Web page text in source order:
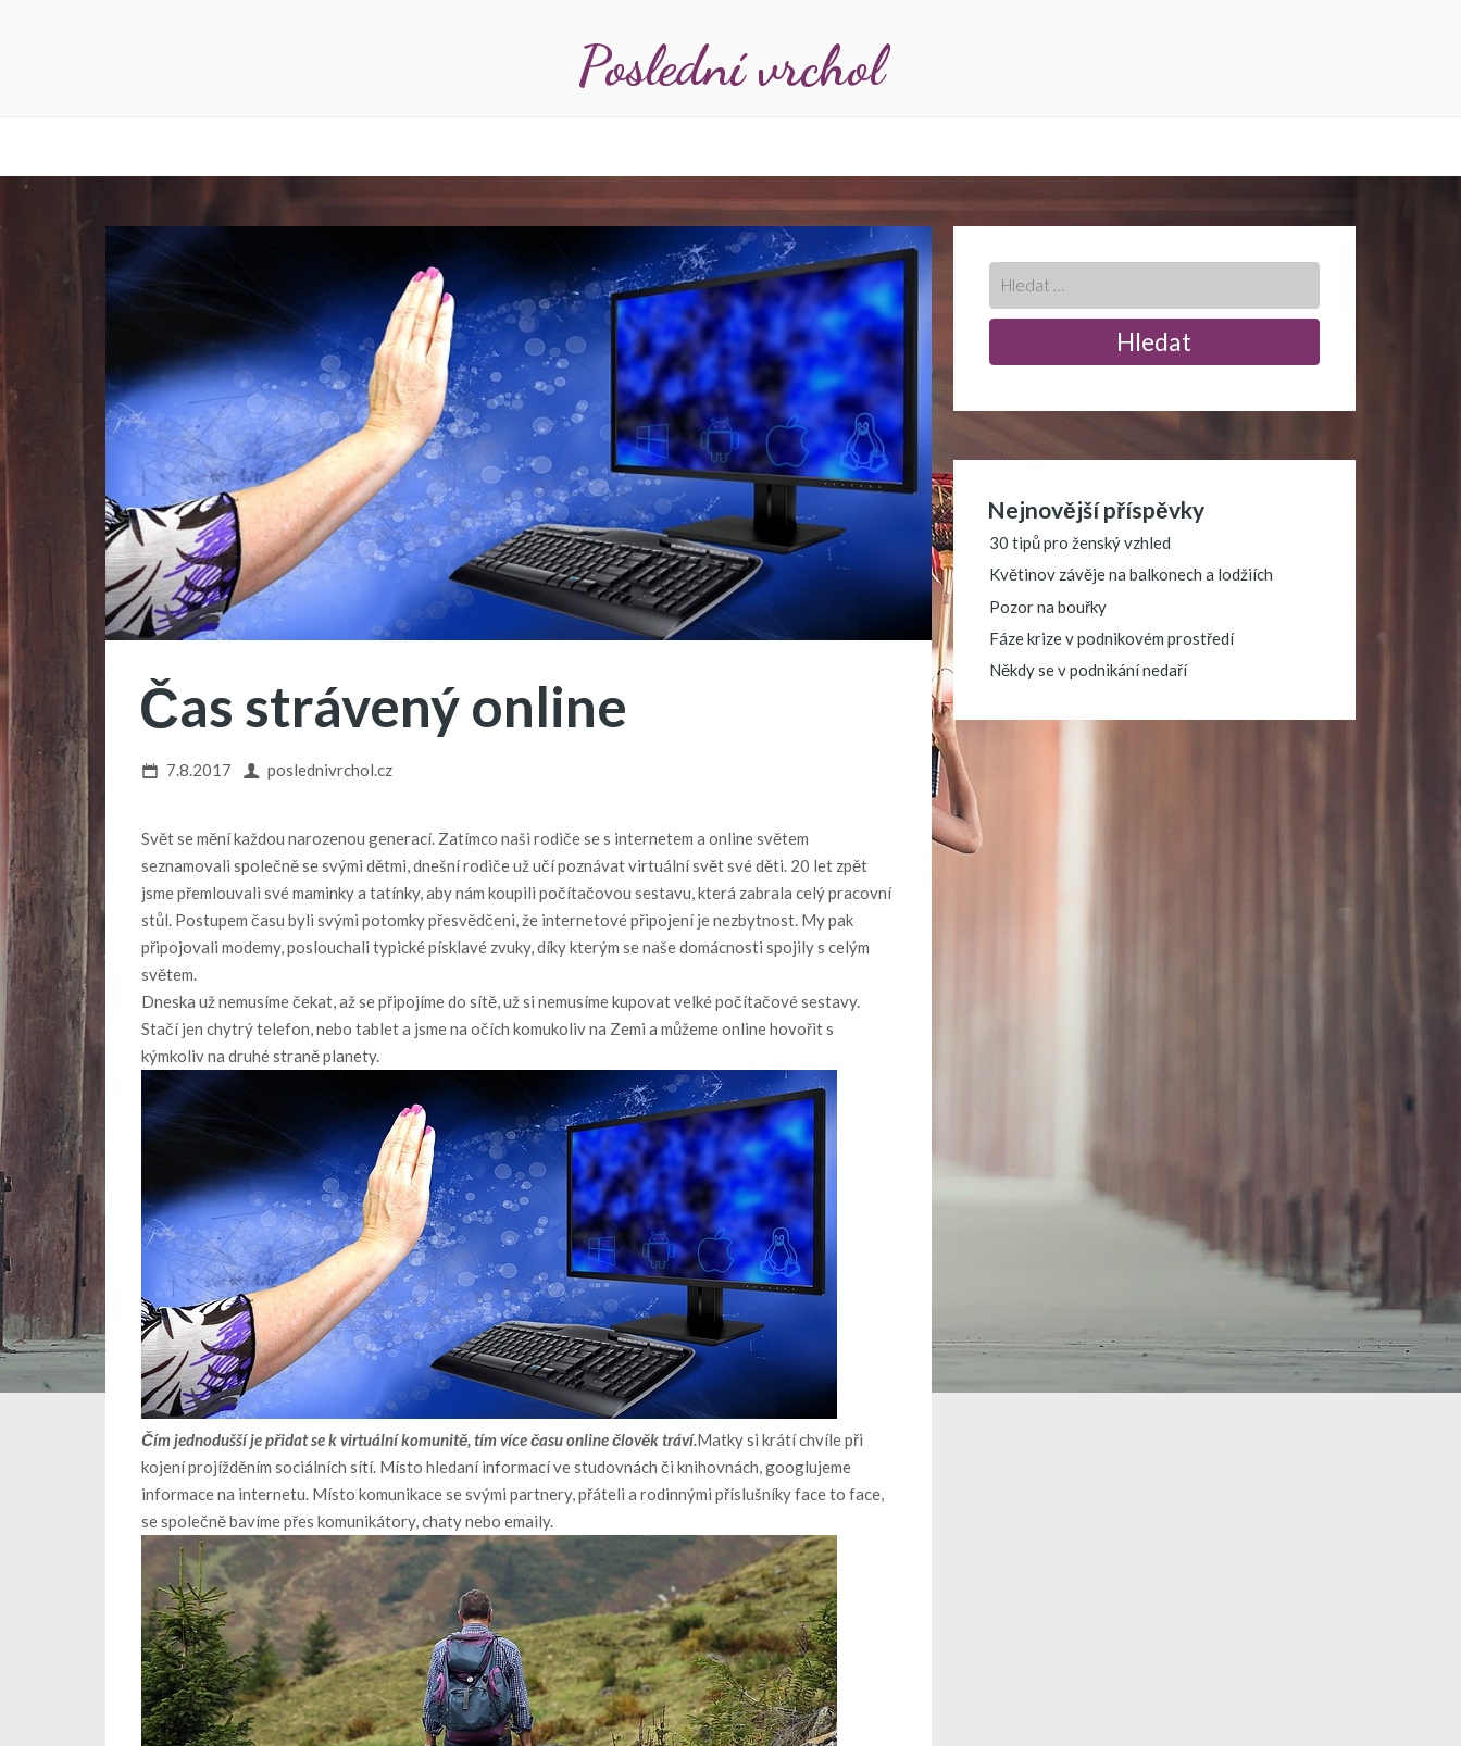
Poslední vrchol
Čas strávený online
7.8.2017 poslednivrchol.cz
Svět se mění každou narozenou generací. Zatímco naši rodiče se s internetem a online světem
seznamovali společně se svými dětmi, dnešní rodiče už učí poznávat virtuální svět své děti. 20 let zpět
jsme přemlouvali své maminky a tatínky, aby nám koupili počítačovou sestavu, která zabrala celý pracovní
stůl. Postupem času byli svými potomky přesvědčeni, že internetové připojení je nezbytnost. My pak
připojovali modemy, poslouchali typické písklavé zvuky, díky kterým se naše domácnosti spojily s celým
světem.
Dneska už nemusíme čekat, až se připojíme do sítě, už si nemusíme kupovat velké počítačové sestavy.
Stačí jen chytrý telefon, nebo tablet a jsme na očích komukoliv na Zemi a můžeme online hovořit s
kýmkoliv na druhé straně planety.
Čím jednodušší je přidat se k virtuální komunitě, tím více času online člověk tráví.Matky si krátí chvíle při
kojení projížděním sociálních sítí. Místo hledaní informací ve studovnách či knihovnách, googlujeme
informace na internetu. Místo komunikace se svými partnery, přáteli a rodinnými příslušníky face to face,
se společně bavíme přes komunikátory, chaty nebo emaily.
Nejnovější příspěvky
30 tipů pro ženský vzhled
Květinov závěje na balkonech a lodžiích
Pozor na bouřky
Fáze krize v podnikovém prostředí
Někdy se v podnikání nedaří